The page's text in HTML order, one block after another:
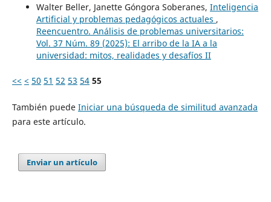
Walter Beller, Janette Góngora Soberanes, Inteligencia
Artificial y problemas pedagógicos actuales ,
Reencuentro. Análisis de problemas universitarios:
Vol. 37 Núm. 89 (2025): El arribo de la IA a la
universidad: mitos, realidades y desafíos II
<< < 50 51 52 53 54 55
También puede Iniciar una búsqueda de similitud avanzada
para este artículo.
Enviar un artículo